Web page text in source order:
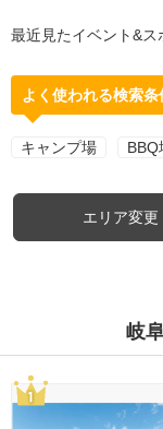
最近見たイベント&ス
よく使われる検索条
キャンプ場 BBQ
エリア変更
岐